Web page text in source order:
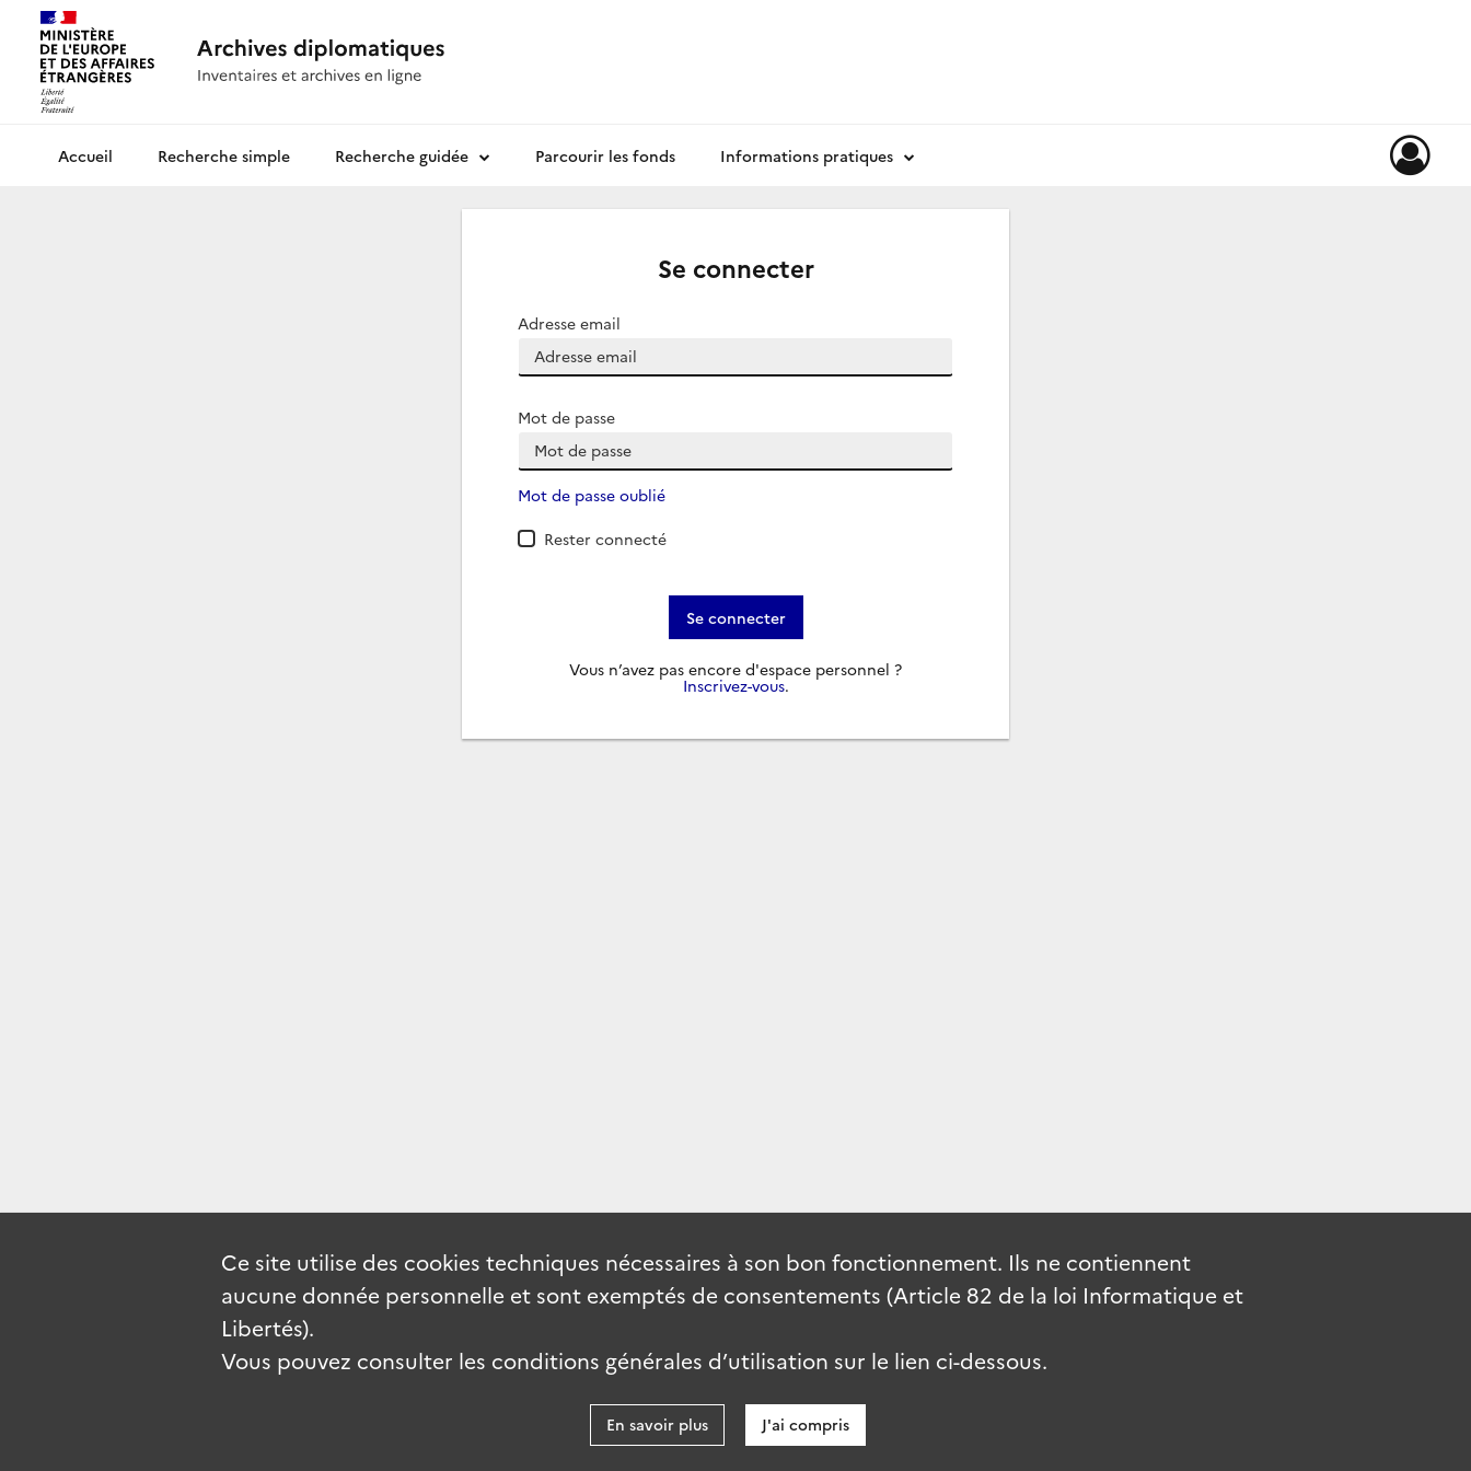
Archives diplomatiquesRecherche simple Recherche guidée Parcourir les fonds Informations pratiques
Se connecter
Adresse email
Mot de passe
Mot de passe oublié
Rester connecté
Se connecter
Vous n’avez pas encore d'espace personnel ?
Inscrivez-vous.
Ce site utilise des cookies techniques nécessaires à son bon fonctionnement. Ils ne contiennent
aucune donnée personnelle et sont exemptés de consentements (Article 82 de la loi Informatique et
Libertés).
Vous pouvez consulter les conditions générales d’utilisation sur le lien ci-dessous.
En savoir plus J'ai compris